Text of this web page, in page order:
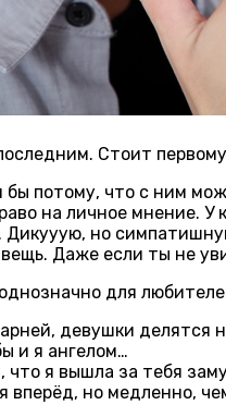
Стоит
бы потому, что с ним
на личное мнение. У
Дикууую, но
Даже если ты не
для
девушки делятся
и я ангелом…
я вышла за тебя
вперёд, но медленно,